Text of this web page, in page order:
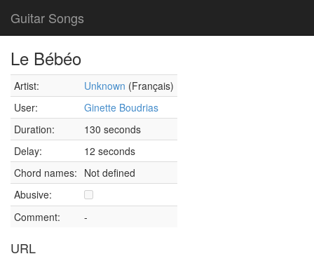
Guitar Songs
Le Bébéo
Artist: Unknown (Français)
User:
Ginette Boudrias
Duration:
130 seconds
Delay:
12 seconds
Chord names: Not defined
Abusive:
Comment:
-
URL